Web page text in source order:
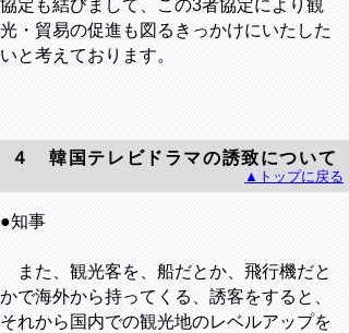
協定も結びまして、この3者協定により観
光・貿易の促進も図るきっかけにいたした
いと考えております。
４ 韓国テレビドラマの誘致について
▲トップに戻る
●知事
また、観光客を、船だとか、飛行機だと
かで海外から持ってくる、誘客をすると、
それから国内での観光地のレベルアップを